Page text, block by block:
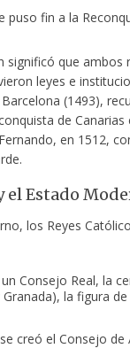
puso fin a la
significó que ambos
leyes e
(1493),
de Canarias
en 1512,
Estado
los Reyes
Consejo Real, la
la figura
creó el Consejo de